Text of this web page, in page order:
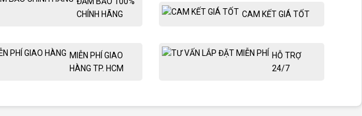
CHÍNH HÃNG
CAM KẾT GIÁ TỐT
MIỄN PHÍ GIAO
HÀNG TP. HCM
HỖ TRỢ
24/7